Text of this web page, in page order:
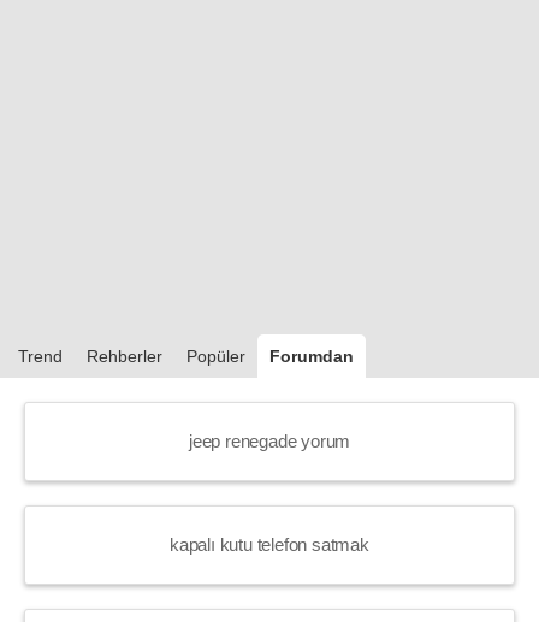
Trend Rehberler Popüler Forumdan
jeep renegade yorum
kapalı kutu telefon satmak